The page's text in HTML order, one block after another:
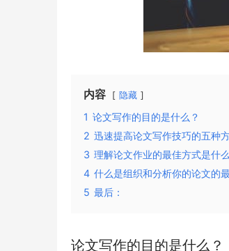
内容 隐藏
1 论文写作的目的是什么？
2 迅速提高论文写作技巧的五种
3 理解论文作业的最佳方式是什
4 什么是组织和分析你的论文的
5 最后：
论文写作的目的是什么？